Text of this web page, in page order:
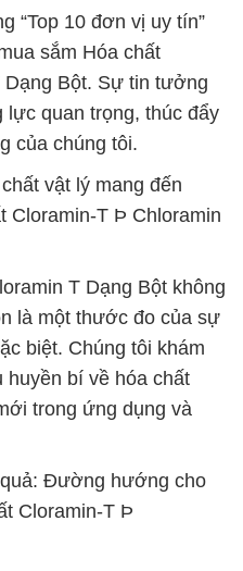
“Top 10 đơn vị uy tín”
sắm Hóa chất
Bột. Sự tin tưởng
lực quan trọng, thúc đẩy
của chúng tôi.
vật lý mang đến
Cloramin-T Þ Chloramin
T Dạng Bột không
là một thước đo của sự
biệt. Chúng tôi khám
huyền bí về hóa chất
trong ứng dụng và
Đường hướng cho
Cloramin-T Þ